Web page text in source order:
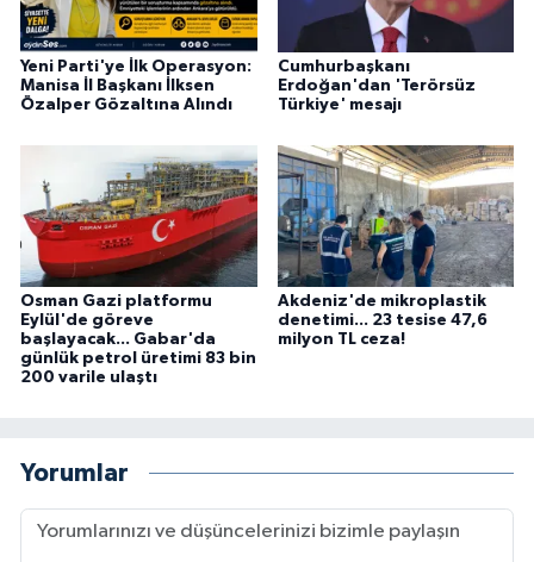
Yeni Parti'ye İlk Operasyon:
Manisa İl Başkanı İlksen
Özalper Gözaltına Alındı
Cumhurbaşkanı
Erdoğan'dan 'Terörsüz
Türkiye' mesajı
Osman Gazi platformu
Eylül'de göreve
başlayacak... Gabar'da
günlük petrol üretimi 83 bin
200 varile ulaştı
Akdeniz'de mikroplastik
denetimi... 23 tesise 47,6
milyon TL ceza!
Yorumlar